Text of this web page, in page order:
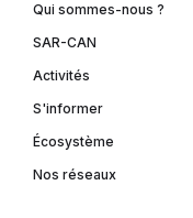
Qui sommes-nous ?
SAR-CAN
Activités
S'informer
Écosystème
Nos réseaux